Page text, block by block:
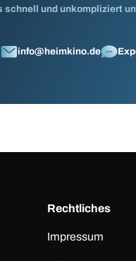
schnell und unkompliziert
info@heimkino.de
Rechtliches
Impressum